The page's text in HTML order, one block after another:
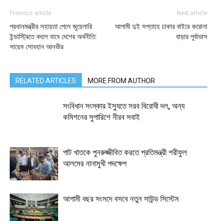
Previous article
প্রধানমন্ত্রীর সহায়তা পেলে জুয়েলারি
ইন্ডাস্ট্রিতে বদলে যাবে দেশের অর্থনীতি:
সায়েম সোবহান আনভীর
Next article
আগামী দুই সপ্তাহে ঢাকার বাইরে করোনা
বাড়ার পূর্বাভাস
RELATED ARTICLES MORE FROM AUTHOR
সংবিধান সংস্কার ইস্যুতে সরব বিরোধী দল, অন্য
কমিশনের সুপারিশে নীরব সবাই
পাট খাতকে পুনরুজ্জীবিত করতে প্রতিমন্ত্রী শরীফুল
আলমের নানামুখী পদক্ষেপ
আগামী বছর সংসদে বসবে নতুন সাউন্ড সিস্টেম